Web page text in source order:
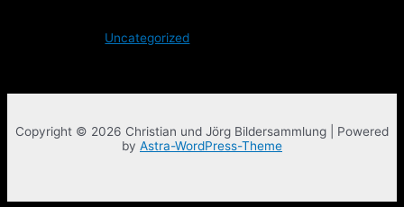
Uncategorized
Copyright © 2026 Christian und Jörg Bildersammlung | Powered
by Astra-WordPress-Theme